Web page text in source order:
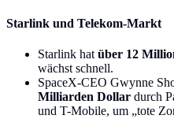
Starlink und Telekom-Markt
Starlink hat über 12
wächst schnell.
SpaceX-CEO Gwynne
Milliarden Dollar durch
und T-Mobile, um „tote